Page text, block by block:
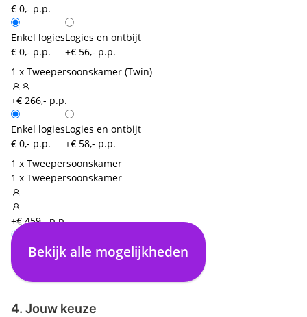
€ 0,- p.p.
Enkel logies
€ 0,- p.p.
Logies en ontbijt
+€ 56,- p.p.
1 x Tweepersoonskamer (Twin)
+€ 266,- p.p.
Enkel logies
€ 0,- p.p.
Logies en ontbijt
+€ 58,- p.p.
1 x Tweepersoonskamer
1 x Tweepersoonskamer
+€ 459,- p.p.
Enkel logies
€ 0,- p.p.
Bekijk alle mogelijkheden
4. Jouw keuze